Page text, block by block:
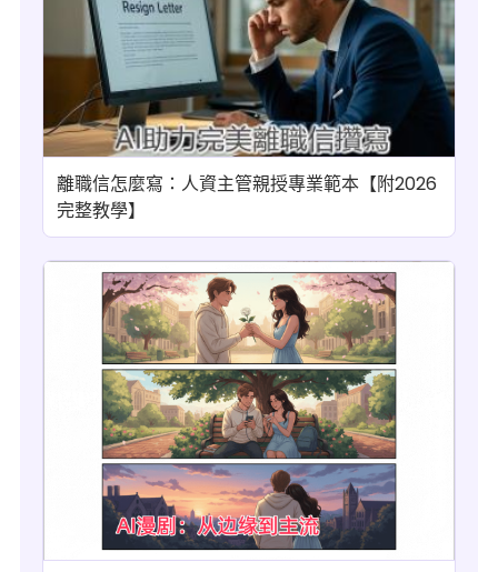
離職信怎麼寫：人資主管親授專業範本【附2026
完整教學】